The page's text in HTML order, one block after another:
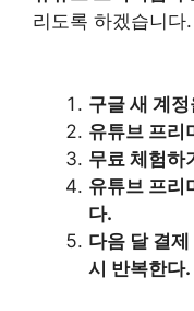
리도록 하겠습니다.
구글 새 계
유튜브 프리
무료 체험하
유튜브 프리
다.
다음 달 결
시 반복한다.